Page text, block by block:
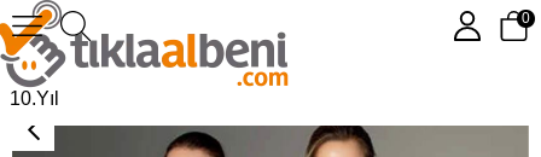
10.Yıl
0
Pierre Cardin 3052 Bayan 3'Lü Pijama Takımı